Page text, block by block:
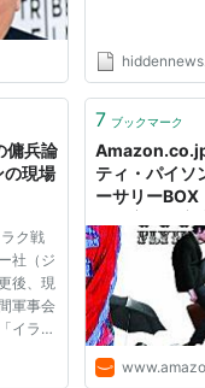
傭兵論
の現場
ク戦
社（ジ
後、現
軍事会
イラク
といっ
当の
7 ブックマーク
ティ・パイ
ーサリーBOX
ム・チャップ
クリーズ, エ
ル, テリー・
ケル・ペイリ
リアム: DVD